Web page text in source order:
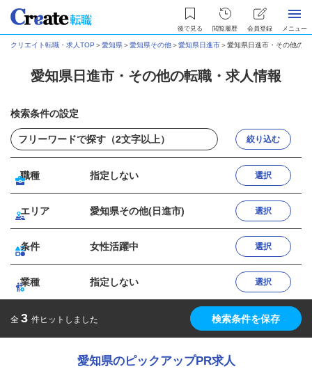
後で見る 閲覧履歴 会員登録 メニュー
クリエイト転職・求人TOP ＞愛知県＞愛知県その他＞愛知県日進市＞愛知県日進市・その他の
愛知県日進市・その他の転職・求人情報
検索条件の設定
絞り込む
職種 指定しない 選択
エリア 愛知県その他(日進市) 選択
条件 女性活躍中 選択
業種 指定しない 選択
全 3 件ヒットしました 検索条件を保存
愛知県のピックアップPR求人